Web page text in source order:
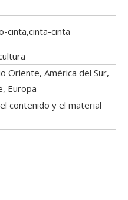
cinta,cinta-cinta
Oriente, América del Sur,
Europa
contenido y el material